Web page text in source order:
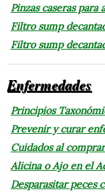
Pinzas caseras para
Filtro sump
Filtro sump
Enfermedades
Principios
Prevenir y curar
Cuidados al
Alicina o Ajo en el
Desparasitar peces